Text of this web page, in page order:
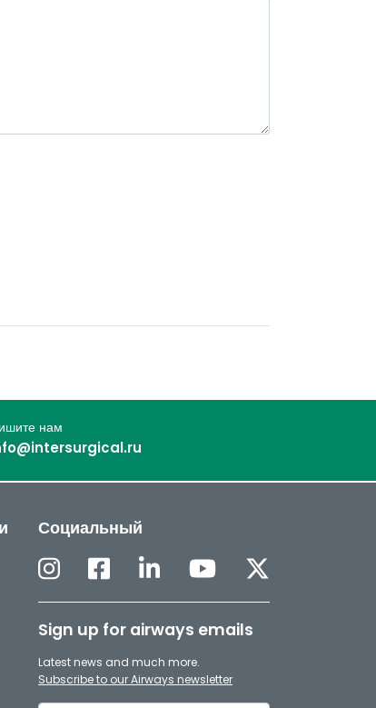
нам
Социальный
Sign up for airways emails
Latest news and much more.
Subscribe to our Airways newsletter